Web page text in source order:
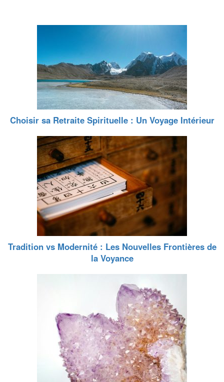
Choisir sa Retraite Spirituelle : Un Voyage Intérieur
Tradition vs Modernité : Les Nouvelles Frontières de
la Voyance